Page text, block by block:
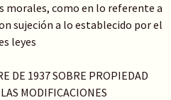
morales, como en lo referente a
sujeción a lo establecido por el
leyes
DE 1937 SOBRE PROPIEDAD
MODIFICACIONES